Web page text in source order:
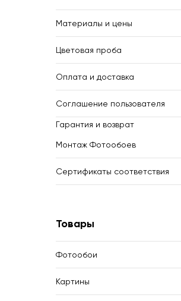
Материалы и цены
Цветовая проба
Оплата и доставка
Соглашение пользователя
Гарантия и возврат
Монтаж Фотообоев
Сертификаты соответствия
Товары
Фотообои
Картины